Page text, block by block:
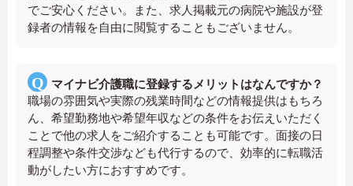
でご安心ください。また、求人掲載元の病院や施設が登
録者の情報を自由に閲覧することもございません。
マイナビ介護職に登録するメリットはなんですか？
職場の雰囲気や実際の残業時間などの情報提供はもちろ
ん、希望勤務地や希望年収などの条件をお伝えいただく
ことで他の求人をご紹介することも可能です。面接の日
程調整や条件交渉なども代行するので、効率的に転職活
動がしたい方におすすめです。